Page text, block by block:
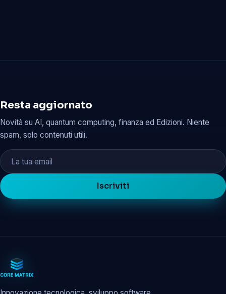
Resta aggiornato
Novità su AI, quantum computing, finanza ed Edizioni. Niente
spam, solo contenuti utili.
Iscriviti